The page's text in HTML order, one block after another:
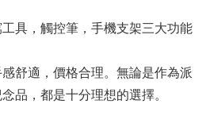
具，觸控筆，手機支架三大功能
舒適，價格合理。無論是作為派
品，都是十分理想的選擇。